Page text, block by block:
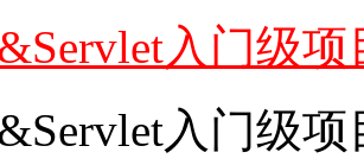
入门级
入门级